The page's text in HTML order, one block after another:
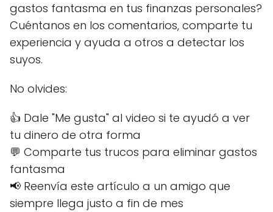
gastos fantasma en tus finanzas personales?
Cuéntanos en los comentarios, comparte tu
experiencia y ayuda a otros a detectar los
suyos.
No olvides:
👍 Dale "Me gusta" al video si te ayudó a ver
tu dinero de otra forma
💬 Comparte tus trucos para eliminar gastos
fantasma
📢 Reenvía este artículo a un amigo que
siempre llega justo a fin de mes